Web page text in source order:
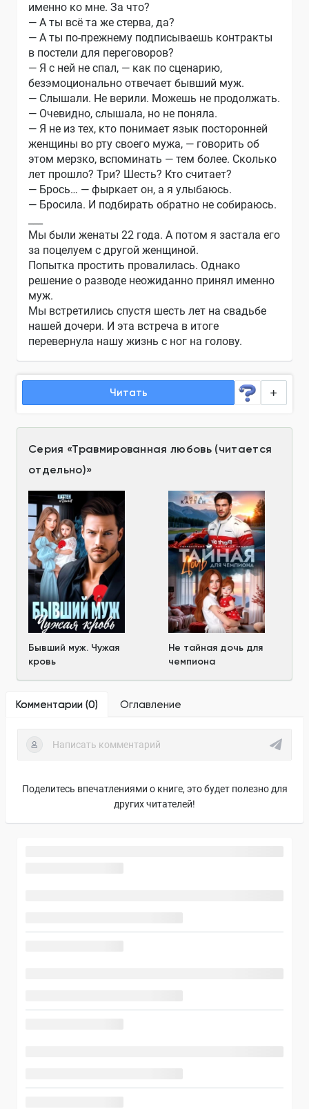
именно ко мне. За что?
— А ты всё та же стерва, да?
— А ты по-прежнему подписываешь контракты
в постели для переговоров?
— Я с ней не спал, — как по сценарию,
безэмоционально отвечает бывший муж.
— Слышали. Не верили. Можешь не продолжать.
— Очевидно, слышала, но не поняла.
— Я не из тех, кто понимает язык посторонней
женщины во рту своего мужа, — говорить об
этом мерзко, вспоминать — тем более. Сколько
лет прошло? Три? Шесть? Кто считает?
— Брось… — фыркает он, а я улыбаюсь.
— Бросила. И подбирать обратно не собираюсь.
Мы были женаты 22 года. А потом я застала его
за поцелуем с другой женщиной.
Попытка простить провалилась. Однако
решение о разводе неожиданно принял именно
муж.
Мы встретились спустя шесть лет на свадьбе
нашей дочери. И эта встреча в итоге
перевернула нашу жизнь с ног на голову.
Читать
Серия «Травмированная любовь (читается
отдельно)»
Бывший муж. Чужая
кровь
Не тайная дочь для
чемпиона
Комментарии (0) Оглавление
Поделитесь впечатлениями о книге, это будет полезно для
других читателей!